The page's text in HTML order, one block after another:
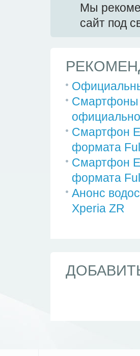
Мы
сайт под
Смартфоны
официально
Смартфон
формата
Смартфон
формата
Анонс
Xperia ZR